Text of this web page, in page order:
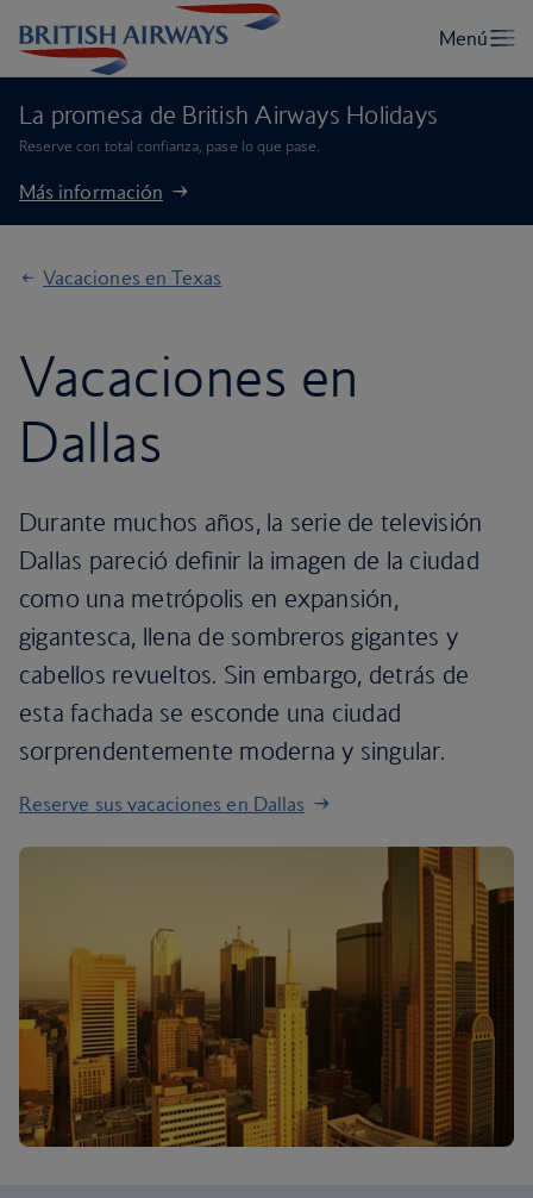
La promesa de British Airways Holidays
Reserve con total confianza, pase lo que pase.
Más información
Vacaciones en Texas
Vacaciones en
Dallas
Durante muchos años, la serie de televisión
Dallas pareció definir la imagen de la ciudad
como una metrópolis en expansión,
gigantesca, llena de sombreros gigantes y
cabellos revueltos. Sin embargo, detrás de
esta fachada se esconde una ciudad
sorprendentemente moderna y singular.
Reserve sus vacaciones en Dallas